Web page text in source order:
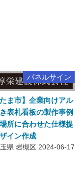
パネルサイン
たま市】企業向けアル
表札看板の製作事例
場所に合わせた仕様提
イン作成
県 岩槻区 2024-06-17